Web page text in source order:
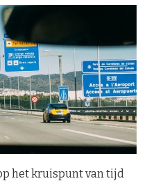
het kruispunt van tijd